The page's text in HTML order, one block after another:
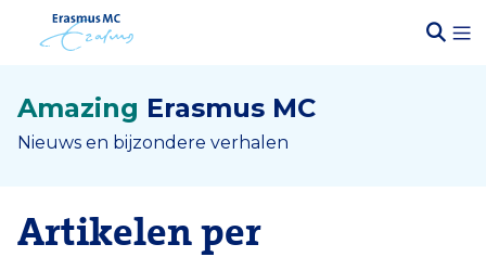
Amazing Erasmus MC
Nieuws en bijzondere verhalen
Artikelen per